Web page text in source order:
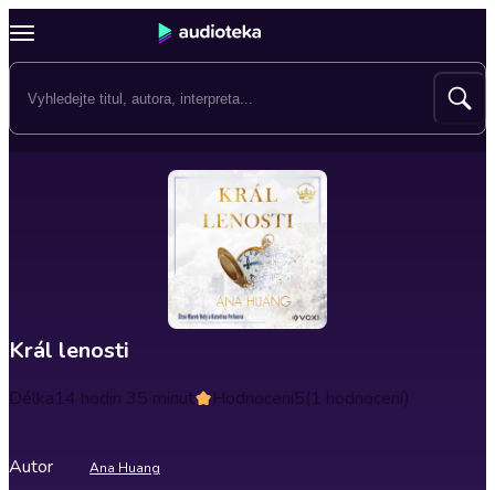
Král lenosti
Délka14 hodin 35 minut Hodnocení5(1 hodnocení)
Autor Ana Huang